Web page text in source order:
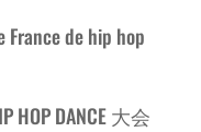
France de hip hop
HOP DANCE 大会